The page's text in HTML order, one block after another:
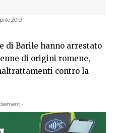
2019
di Barile hanno arrestato
di origini romene,
contro la
-